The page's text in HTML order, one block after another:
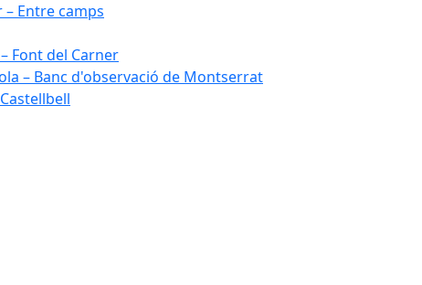
Entre camps
Font del Carner
– Banc d'observació de Montserrat